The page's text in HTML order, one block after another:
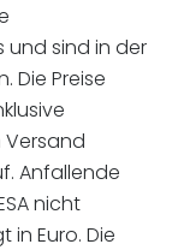
und sind in der
Die Preise
Versand
Anfallende
nicht
Euro. Die